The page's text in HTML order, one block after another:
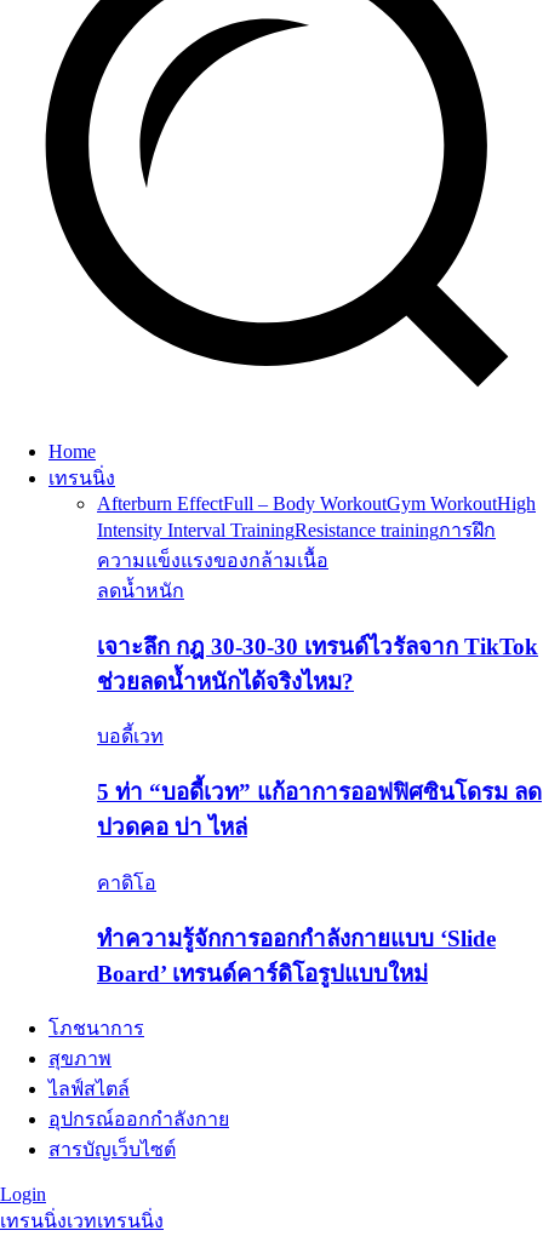
Home
เทรนนิ่ง
Afterburn EffectFull – Body WorkoutGym WorkoutHigh
Intensity Interval TrainingResistance trainingการฝึก
ความแข็งแรงของกล้ามเนื้อ
ลดน้ำหนัก
เจาะลึก กฎ 30-30-30 เทรนด์ไวรัลจาก TikTok
ช่วยลดน้ำหนักได้จริงไหม?
บอดี้เวท
5 ท่า “บอดี้เวท” แก้อาการออฟฟิศซินโดรม ลด
ปวดคอ บ่า ไหล่
คาดิโอ
ทำความรู้จักการออกกำลังกายแบบ ‘Slide
Board’ เทรนด์คาร์ดิโอรูปแบบใหม่
โภชนาการ
สุขภาพ
ไลฟ์สไตล์
อุปกรณ์ออกกำลังกาย
สารบัญเว็บไซต์
Login
เทรนนิ่งเวทเทรนนิ่ง